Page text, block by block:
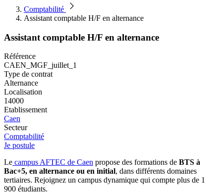
Comptabilité
Assistant comptable H/F en alternance
Assistant comptable H/F en alternance
Référence
CAEN_MGF_juillet_1
Type de contrat
Alternance
Localisation
14000
Etablissement
Caen
Secteur
Comptabilité
Je postule
Le campus AFTEC de Caen propose des formations de BTS à
Bac+5, en alternance ou en initial, dans différents domaines
tertiaires. Rejoignez un campus dynamique qui compte plus de 1
900 étudiants.